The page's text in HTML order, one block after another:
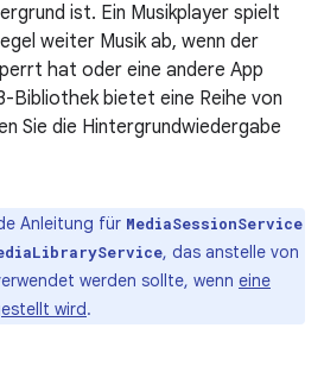
ist. Ein Musikplayer spielt
weiter Musik ab, wenn der
hat oder eine andere App
Bibliothek bietet eine Reihe von
Sie die Hintergrundwiedergabe
Anleitung für MediaSessionService
, das anstelle von
werden sollte, wenn eine
wird.